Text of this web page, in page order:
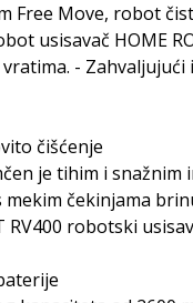
Free Move, robot
usisavač HOME
-
čišćenje
je tihim i
mekim čekinjama
RV400 robotski